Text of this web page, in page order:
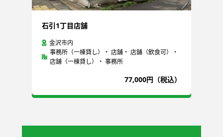
石引1丁目店舗
金沢市内
事務所（一棟貸し）・ 店舗・ 店舗（飲食可）・
店舗（一棟貸し）・ 事務所
77,000円（税込）